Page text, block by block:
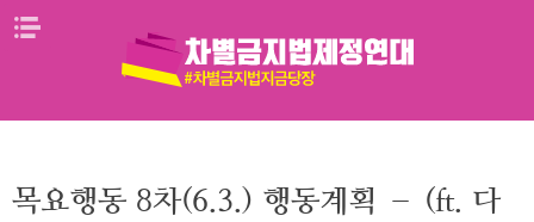
Skip
목요행동 8차(6.3.) 행동계획 – (ft. 다